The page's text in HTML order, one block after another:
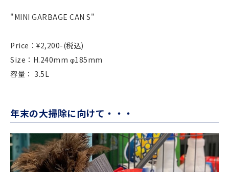
"MINI GARBAGE CAN S"
Price：¥2,200-(税込)
Size：H.240mm φ185mm
容量： 3.5L
年末の大掃除に向けて・・・